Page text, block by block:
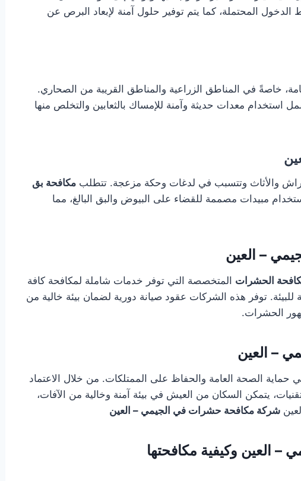
المحتملة، كما يتم توفير حلول آمنة لإبعاد البرص عن
خاصةً في المناطق الزراعية والمناطق القريبة من الصحاري.
معدات حديثة وآمنة للإمساك بالثعابين والتخلص منها
والأثاث وتتسبب في لدغات وحكة مزعجة. تتطلبمكافحة بق
مبيدات مصممة للقضاء على البيوض والبق البالغ، مما
– العين
الحشرات المتخصصة التي توفر خدمات شاملة لمكافحة كافة
للبيئة. توفر هذه الشركات عقود صيانة دورية لضمان بيئة خالية من
الحشرات.
– العين
حماية الصحة العامة والحفاظ على الممتلكات. من خلال الاعتماد
يتمكن السكان من العيش في بيئة آمنة وخالية من الآفات،
شركة مكافحة حشرات في الجيمي – العين
– العين وكيفية مكافحتها